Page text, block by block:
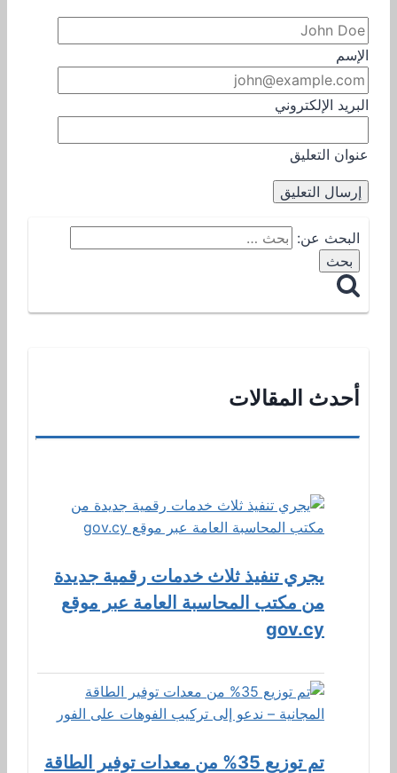
الإسم
البريد الإلكتروني
عنوان التعليق
البحث عن:
أحدث المقالات
يجري تنفيذ ثلاث خدمات رقمية جديدة
من مكتب المحاسبة العامة عبر موقع
gov.cy
تم توزيع 35% من معدات توفير الطاقة